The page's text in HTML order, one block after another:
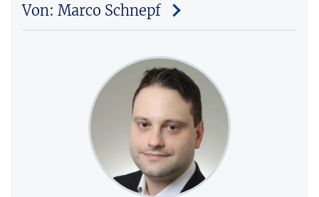
Von: Marco Schnepf